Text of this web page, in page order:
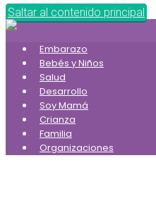
Saltar al contenido principal
Embarazo
Bebés y Niños
Salud
Desarrollo
Soy Mamá
Crianza
Familia
Organizaciones